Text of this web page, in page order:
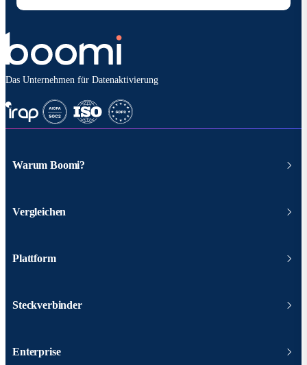
Das Unternehmen für Datenaktivierung
Warum Boomi?
Vergleichen
Plattform
Steckverbinder
Enterprise